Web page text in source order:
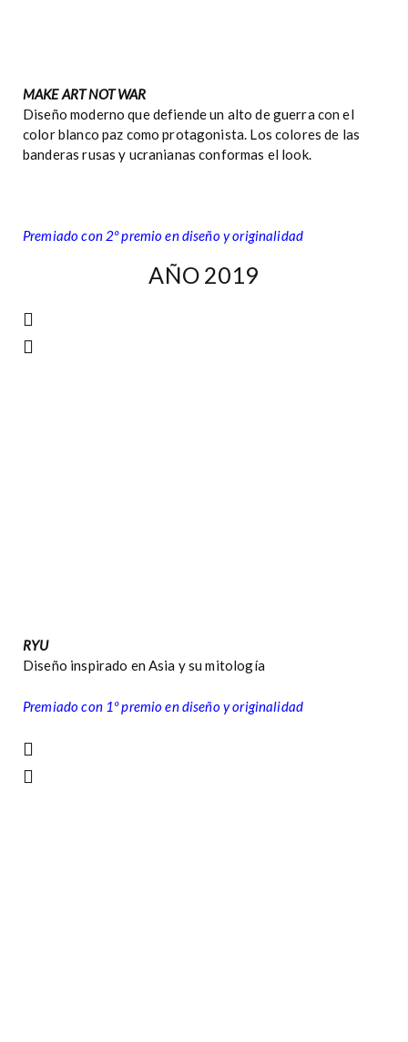
MAKE ART NOT WAR
Diseño moderno que defiende un alto de guerra con el
color blanco paz como protagonista. Los colores de las
banderas rusas y ucranianas conformas el look.
Premiado con 2º premio en diseño y originalidad
AÑO 2019
RYU
Diseño inspirado en Asia y su mitología
Premiado con 1º premio en diseño y originalidad